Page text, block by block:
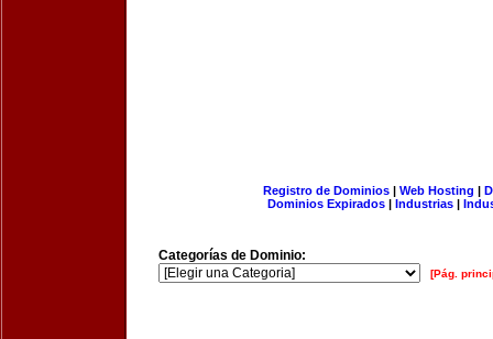
Registro de Dominios| Web Hosting |
Dominios Expirados | Industrias |
Categorías de Dominio:
[Pág.